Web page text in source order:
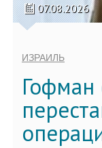
07.08.2026
ИЗРАИЛЬ
Гофман